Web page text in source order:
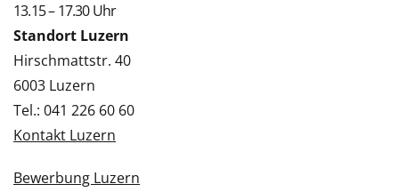
13.15 – 17.30 Uhr
Standort Luzern
Hirschmattstr. 40
6003 Luzern
Tel.: 041 226 60 60
Kontakt Luzern
Bewerbung Luzern